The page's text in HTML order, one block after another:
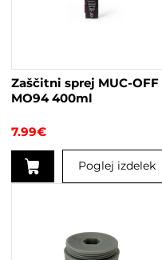
Zaščitni sprej MUC-OFF
MO94 400ml
7.99€
Poglej izdelek